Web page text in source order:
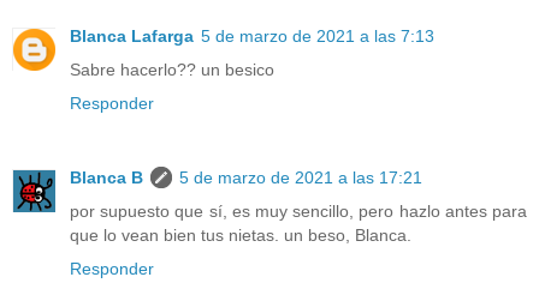
Blanca Lafarga 5 de marzo de 2021 a las 7:13
Sabre hacerlo?? un besico
Responder
Blanca B
5 de marzo de 2021 a las 17:21
por supuesto que sí, es muy sencillo, pero hazlo antes para
que lo vean bien tus nietas. un beso, Blanca.
Responder